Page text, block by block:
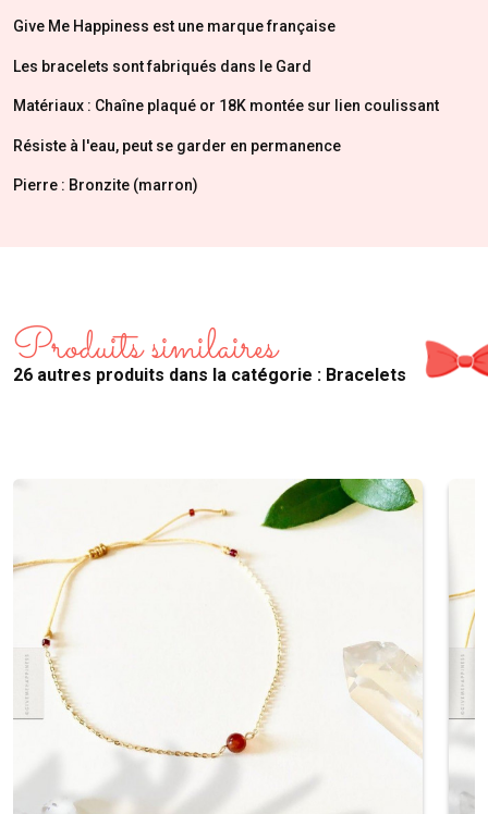
Give Me Happiness est une marque française
Les bracelets sont fabriqués dans le Gard
Matériaux : Chaîne plaqué or 18K montée sur lien coulissant
Résiste à l'eau, peut se garder en permanence
Pierre : Bronzite (marron)
Produits similaires
26 autres produits dans la catégorie : Bracelets